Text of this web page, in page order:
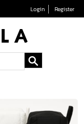
Login Register